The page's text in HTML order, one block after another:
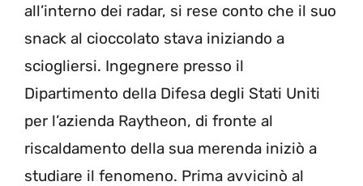
all’interno dei radar, si rese conto che il suo
snack al cioccolato stava iniziando a
sciogliersi. Ingegnere presso il
Dipartimento della Difesa degli Stati Uniti
per l’azienda Raytheon, di fronte al
riscaldamento della sua merenda iniziò a
studiare il fenomeno. Prima avvicinò al